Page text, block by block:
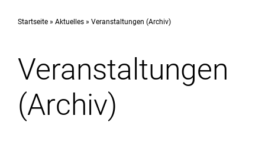
Hochschule
Studium
Institute
Startseite Aktuelles Veranstaltungen (Archiv)
Veranstaltungen
(Archiv)